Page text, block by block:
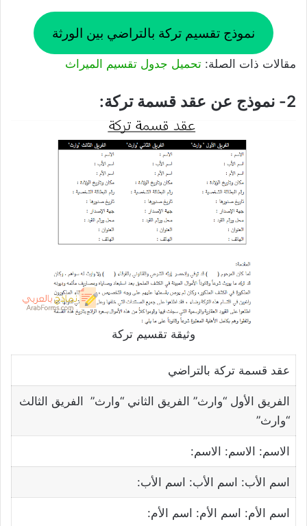
نموذج تقسيم تركة بالتراضي بين الورثة
مقالات ذات الصلة: تحميل جدول تقسيم الميراث
2- نموذج عن عقد قسمة تركة:
وثيقة تقسيم تركة
عقد قسمة تركة بالتراضي
الفريق الأول “وارث” الفريق الثاني “وارث” الفريق الثالث
“وارث”
الاسم: الاسم: الاسم:
اسم الأب: اسم الأب: اسم الأب:
اسم الأم: اسم الأم: اسم الأم: